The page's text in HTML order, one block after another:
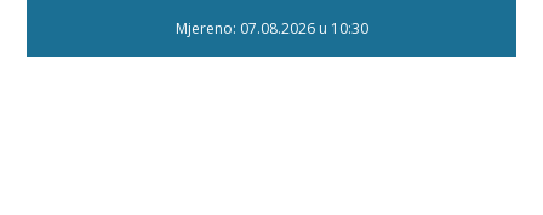
Mjereno: 07.08.2026 u 10:30